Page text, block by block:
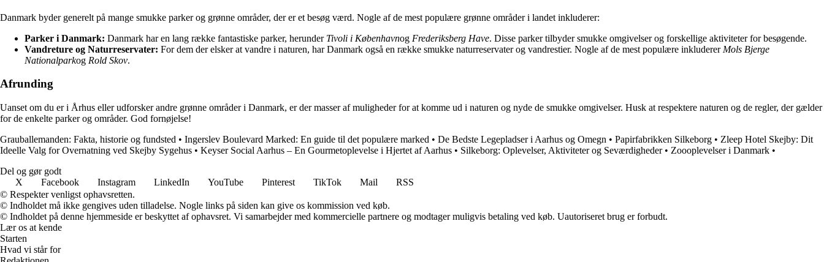
Danmark byder generelt på mange smukke parker og grønne områder, der er et besøg værd. Nogle af de mest populære grønne områder i landet inkluderer:
Parker i Danmark: Danmark har en lang række fantastiske parker, herunder Tivoli i Københavnog Frederiksberg Have. Disse parker tilbyder smukke omgivelser og forskellige aktiviteter for besøgende.
Vandreture og Naturreservater: For dem der elsker at vandre i naturen, har Danmark også en række smukke naturreservater og vandrestier. Nogle af de mest populære inkluderer Mols Bjerge
Nationalparkog Rold Skov.
Afrunding
Uanset om du er i Århus eller udforsker andre grønne områder i Danmark, er der masser af muligheder for at komme ud i naturen og nyde de smukke omgivelser. Husk at respektere naturen og de regler, der gælder
for de enkelte parker og områder. God fornøjelse!
Grauballemanden: Fakta, historie og fundsted • Ingerslev Boulevard Marked: En guide til det populære marked • De Bedste Legepladser i Aarhus og Omegn • Papirfabrikken Silkeborg • Zleep Hotel Skejby: Dit
Ideelle Valg for Overnatning ved Skejby Sygehus • Keyser Social Aarhus – En Gourmetoplevelse i Hjertet af Aarhus • Silkeborg: Oplevelser, Aktiviteter og Seværdigheder• Zoooplevelser i Danmark •
Del og gør godt
X
Facebook Instagram LinkedIn YouTube Pinterest TikTok Mail
RSS
© Respekter venligst ophavsretten.
© Indholdet må ikke gengives uden tilladelse. Nogle links på siden kan give os kommission ved køb.
© Indholdet på denne hjemmeside er beskyttet af ophavsret. Vi samarbejder med kommercielle partnere og modtager muligvis betaling ved køb. Uautoriseret brug er forbudt.
Lær os at kende
Starten
Hvad vi står for